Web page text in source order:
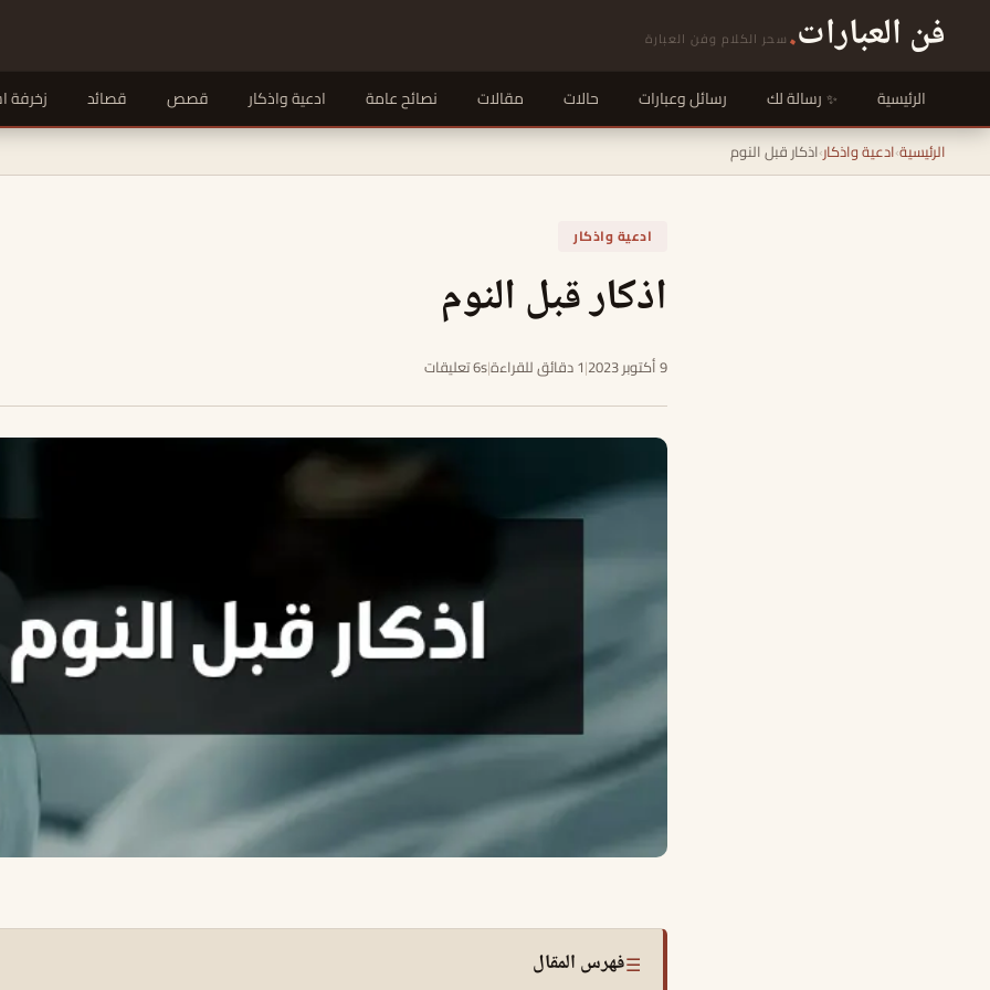
فن العبارات. سحر الكلام وفن العبارة
الرئيسية رسالة لك رسائل وعبارات حالات مقالات نصائح عامة ادعية واذكار قصص قصائد زخرفة
الرئيسية›ادعية واذكار›اذكار قبل النوم
ادعية واذكار
اذكار قبل النوم
9 أكتوبر 2023 |1 دقائق للقراءة |6s تعليقات
☰فهرس المقال